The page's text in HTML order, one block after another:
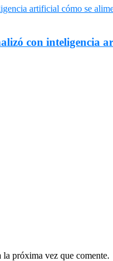
con inteligencia
próxima vez que comente.